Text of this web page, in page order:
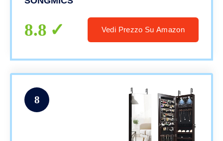
8.8 Vedi Prezzo Su Amazon
8